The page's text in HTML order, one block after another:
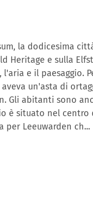
la dodicesima
Heritage e sulla
e il paesaggio.
un'asta di
Gli abitanti sono
è situato nel centro
per Leeuwarden ch...